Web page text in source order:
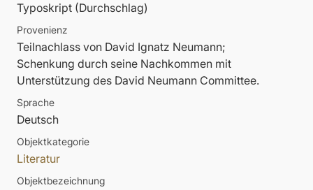
Typoskript (Durchschlag)
Provenienz
Teilnachlass von David Ignatz Neumann;
Schenkung durch seine Nachkommen mit
Unterstützung des David Neumann Committee.
Sprache
Deutsch
Objektkategorie
Literatur
Objektbezeichnung